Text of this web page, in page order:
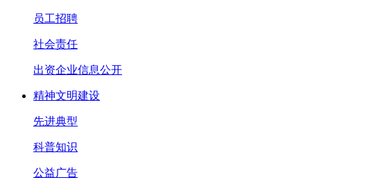
员工招聘
社会责任
出资企业信息公开
精神文明建设
先进典型
科普知识
公益广告